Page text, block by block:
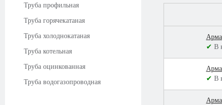
Труба профильная
Труба горячекатаная
Труба холоднокатаная
Труба котельная
Труба оцинкованная
Труба водогазопроводная
✔ В
✔ В